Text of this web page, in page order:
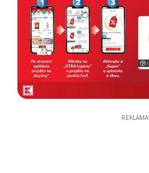
REKLAMA